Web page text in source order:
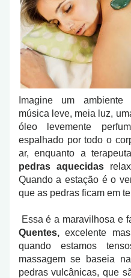
Imagine um ambiente
música leve, meia luz,
óleo levemente
espalhado por todo o
ar, enquanto a
pedras aquecidas
Quando a estação é o
que as pedras ficam em
Essa é a maravilhosa e
Quentes,excelente
quando estamos
massagem se baseia
pedras vulcânicas, que